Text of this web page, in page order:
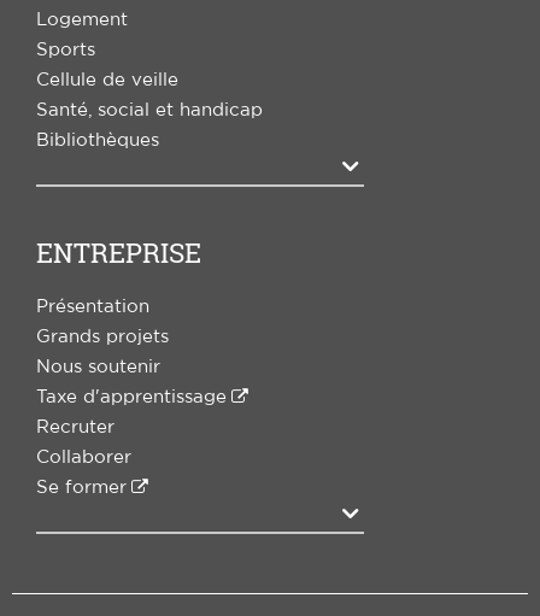
Logement
Sports
Cellule de veille
Santé, social et handicap
Bibliothèques
Agrandir
ENTREPRISE
Présentation
Grands projets
Nous soutenir
Taxe d'apprentissage
Recruter
Collaborer
Se former
Agrandir